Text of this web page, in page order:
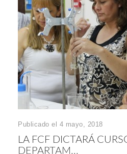
Publicado el 4 mayo, 2018
LA FCF DICTARÁ
DEPARTAM...